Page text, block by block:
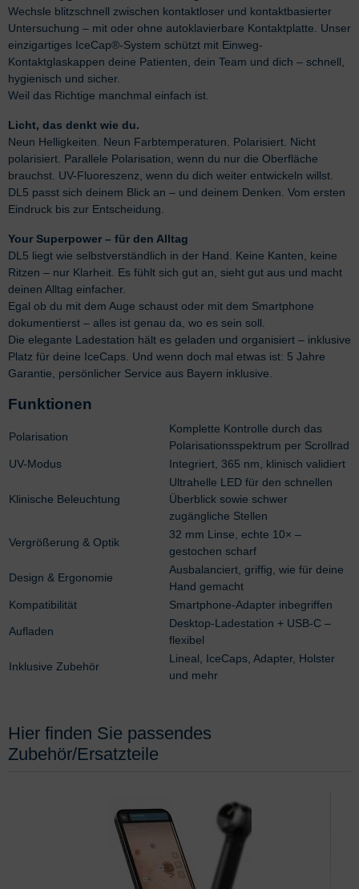
Wechsle blitzschnell zwischen kontaktloser und kontaktbasierter
Untersuchung – mit oder ohne autoklavierbare Kontaktplatte. Unser
einzigartiges IceCap®-System schützt mit Einweg-
Kontaktglaskappen deine Patienten, dein Team und dich – schnell,
hygienisch und sicher.
Weil das Richtige manchmal einfach ist.
Licht, das denkt wie du.
Neun Helligkeiten. Neun Farbtemperaturen. Polarisiert. Nicht
polarisiert. Parallele Polarisation, wenn du nur die Oberfläche
brauchst. UV-Fluoreszenz, wenn du dich weiter entwickeln willst.
DL5 passt sich deinem Blick an – und deinem Denken. Vom ersten
Eindruck bis zur Entscheidung.
Your Superpower – für den Alltag
DL5 liegt wie selbstverständlich in der Hand. Keine Kanten, keine
Ritzen – nur Klarheit. Es fühlt sich gut an, sieht gut aus und macht
deinen Alltag einfacher.
Egal ob du mit dem Auge schaust oder mit dem Smartphone
dokumentierst – alles ist genau da, wo es sein soll.
Die elegante Ladestation hält es geladen und organisiert – inklusive
Platz für deine IceCaps. Und wenn doch mal etwas ist: 5 Jahre
Garantie, persönlicher Service aus Bayern inklusive.
Funktionen
Polarisation
Komplette Kontrolle durch das
Polarisationsspektrum per Scrollrad
UV-Modus
Integriert, 365 nm, klinisch validiert
Klinische Beleuchtung
Ultrahelle LED für den schnellen
Überblick sowie schwer
zugängliche Stellen
Vergrößerung & Optik
32 mm Linse, echte 10× –
gestochen scharf
Design & Ergonomie
Ausbalanciert, griffig, wie für deine
Hand gemacht
Kompatibilität
Smartphone-Adapter inbegriffen
Aufladen
Desktop-Ladestation + USB-C –
flexibel
Inklusive Zubehör
Lineal, IceCaps, Adapter, Holster
und mehr
Hier finden Sie passendes
Zubehör/Ersatzteile